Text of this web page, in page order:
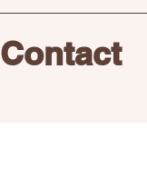
Contact